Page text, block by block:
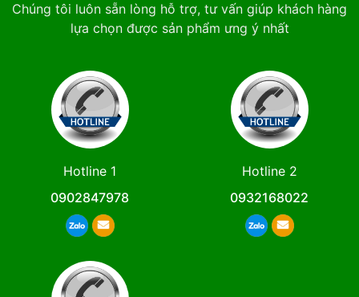
Chúng tôi luôn sẵn lòng hỗ trợ, tư vấn giúp khách hàng
lựa chọn được sản phẩm ưng ý nhất
Hotline 1
0902847978
Hotline 2
0932168022